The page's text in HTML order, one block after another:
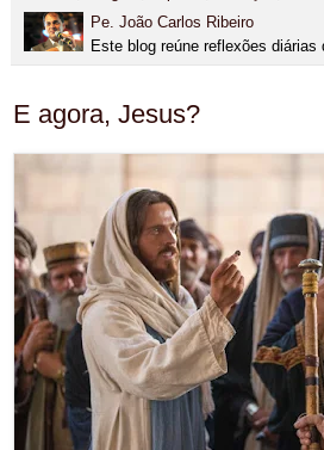
Pe. João Carlos Ribeiro
Este blog reúne reflexões diárias
E agora, Jesus?